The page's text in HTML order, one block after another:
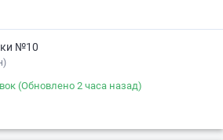
№10
(Обновлено 2 часа назад)